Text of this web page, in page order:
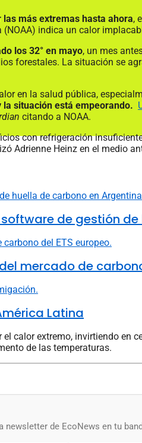
más extremas hasta ahora,
indica un calor
los 32° en mayo, un mes
forestales. La situación se
en la salud pública,
situación está empeorando.
citando a NOAA.
con refrigeración
Adrienne Heinz en el medio
de gestión
mercado de
Latina
calor extremo, invirtiendo en
de las temperaturas.
de EcoNews en tu